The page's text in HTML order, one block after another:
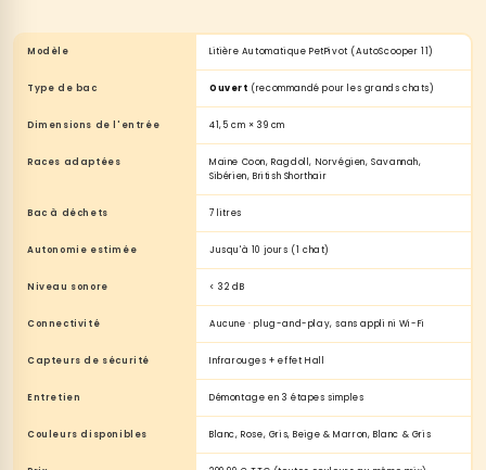
Modèle Litière Automatique PetPivot (AutoScooper 11)
Type de bac Ouvert (recommandé pour les grands chats)
Dimensions de l'entrée 41,5 cm × 39 cm
Races adaptées
Maine Coon, Ragdoll, Norvégien, Savannah,
Sibérien, British Shorthair
Bac à déchets 7 litres
Autonomie estimée Jusqu'à 10 jours (1 chat)
Niveau sonore < 32 dB
Connectivité Aucune · plug-and-play, sans appli ni Wi-Fi
Capteurs de sécurité Infrarouges + effet Hall
Entretien Démontage en 3 étapes simples
Couleurs disponibles Blanc, Rose, Gris, Beige & Marron, Blanc & Gris